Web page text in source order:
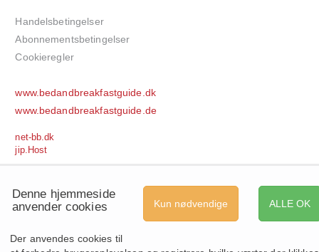
Handelsbetingelser
Abonnementsbetingelser
Cookieregler
www.bedandbreakfastguide.dk
www.bedandbreakfastguide.de
net-bb.dk
jip.Host
ALLE OK
Kun nødvendige
Denne hjemmeside
anvender cookies
Der anvendes cookies til